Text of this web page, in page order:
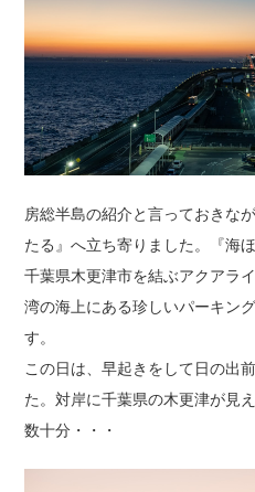
房総半島の紹介と言っておきな
たる』へ立ち寄りました。『海
千葉県木更津市を結ぶアクアラ
湾の海上にある珍しいパーキン
す。
この日は、早起きをして日の出
た。対岸に千葉県の木更津が見
数十分・・・